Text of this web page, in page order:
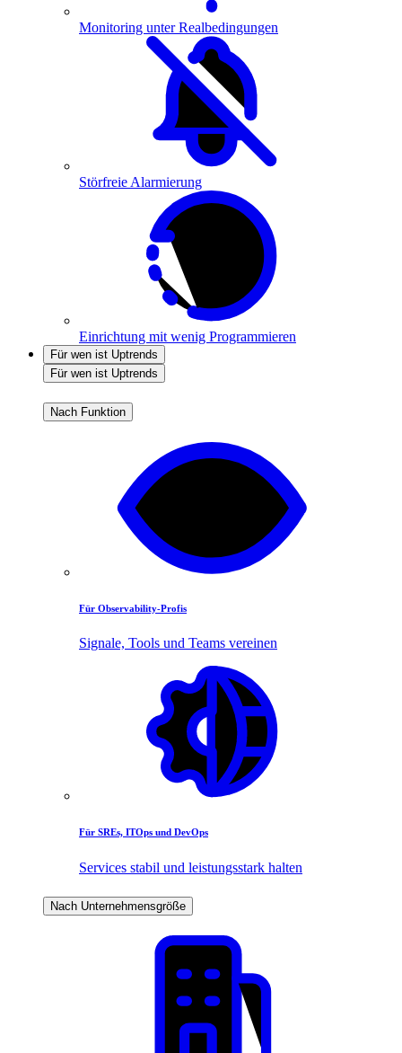
Monitoring unter Realbedingungen
Störfreie Alarmierung
Einrichtung mit wenig Programmieren
Für wen ist Uptrends
Für wen ist Uptrends
Nach Funktion
Für Observability-Profis
Signale, Tools und Teams vereinen
Für SREs, ITOps und DevOps
Services stabil und leistungsstark halten
Nach Unternehmensgröße